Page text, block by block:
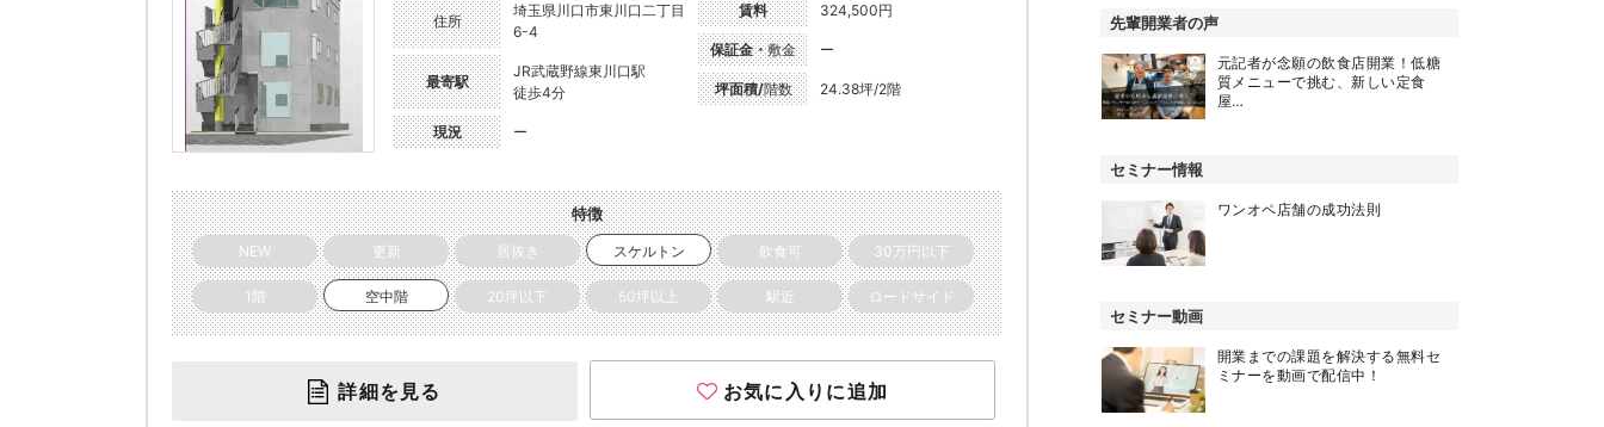
住所
埼玉県川口市東川口二丁目
6-4
最寄駅
JR武蔵野線東川口駅
徒歩4分
現況 ー
賃料 324,500円
保証金・敷金 ー
坪面積/階数 24.38坪/2階
特徴
NEW 更新 居抜き スケルトン 飲食可 30万円以下
1階 空中階 20坪以下 50坪以上 駅近 ロードサイド
詳細を見る お気に入りに追加
先輩開業者の声
元記者が念願の飲食店開業！低糖
質メニューで挑む、新しい定食
屋…
セミナー情報
ワンオペ店舗の成功法則
セミナー動画
開業までの課題を解決する無料セ
ミナーを動画で配信中！